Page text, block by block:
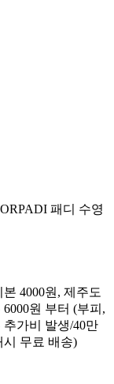
PADI 패디 수영
4000원, 제주도
원 부터 (부피,
추가비 발생/40만
시 무료 배송)